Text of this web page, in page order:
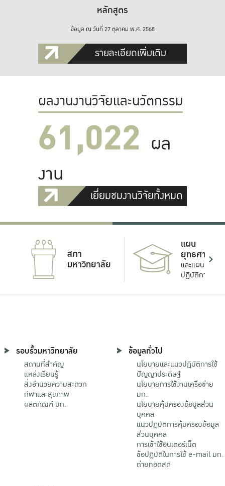
หลักสูตร
ข้อมูล ณ วันที่ 27 ตุลาคม พ.ศ. 2568
รายละเอียดเพิ่มเติม
ผลงานงานวิจัยและนวัตกรรม
61,022 ผล
งาน
เยี่ยมชมงานวิจัยทั้งหมด
สภา
มหาวิทยาลัย
แผน
ยุทธศาสตร์
และแผน
ปฏิบัติการ
รอบรั้วมหาวิทยาลัย
สถานที่สำคัญ
แหล่งเรียนรู้
สิ่งอำนวยความสะดวก
กีฬาและสุขภาพ
ผลิตภัณฑ์ มก.
ข้อมูลทั่วไป
นโยบายและแนวปฏิบัติการใช้
ปัญญาประดิษฐ์
นโยบายการใช้งานเครือข่าย
มก.
นโยบายคุ้มครองข้อมูลส่วน
บุคคล
แนวปฏิบัติการคุ้มครองข้อมูล
ส่วนบุคคล
การเข้าใช้อินเตอร์เน็ต
ข้อปฏิบัติในการใช้ e-mail มก.
ถ่ายทอดสด